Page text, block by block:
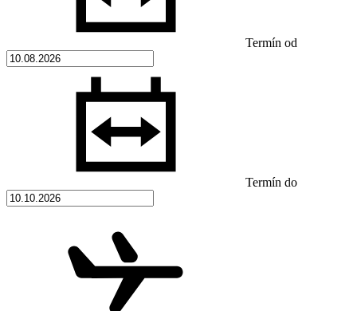
Termín od
Termín do